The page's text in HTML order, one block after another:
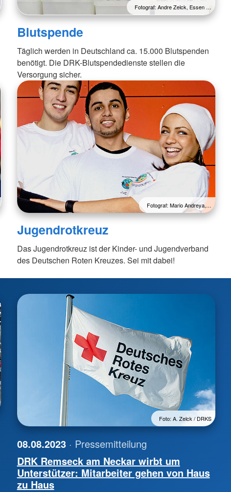
Fotograf: Andre Zelck, Essen …
Blutspende
Täglich werden in Deutschland ca. 15.000 Blutspenden
benötigt. Die DRK-Blutspendedienste stellen die
Versorgung sicher.
Fotograf: Mario Andreya,…
Jugendrotkreuz
Das Jugendrotkreuz ist der Kinder- und Jugendverband
des Deutschen Roten Kreuzes. Sei mit dabei!
Foto: A. Zelck / DRKS
08.08.2023 · Pressemitteilung
DRK Remseck am Neckar wirbt um
Unterstützer: Mitarbeiter gehen von Haus
zu Haus